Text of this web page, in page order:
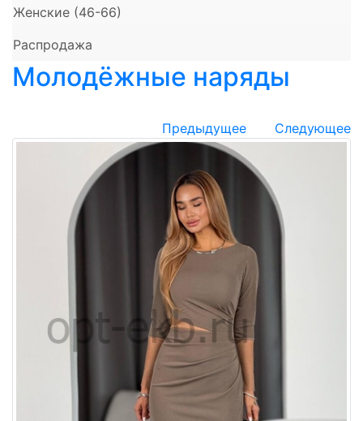
Женские (46-66)
Распродажа
Молодёжные наряды
Предыдущее Следующее